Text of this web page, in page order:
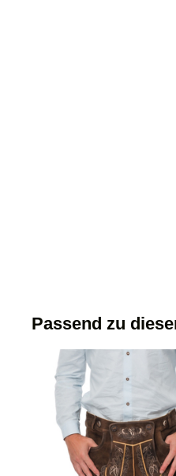
Passend zu